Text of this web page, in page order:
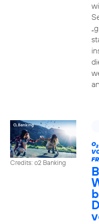
Credits: o2 Banking
O2